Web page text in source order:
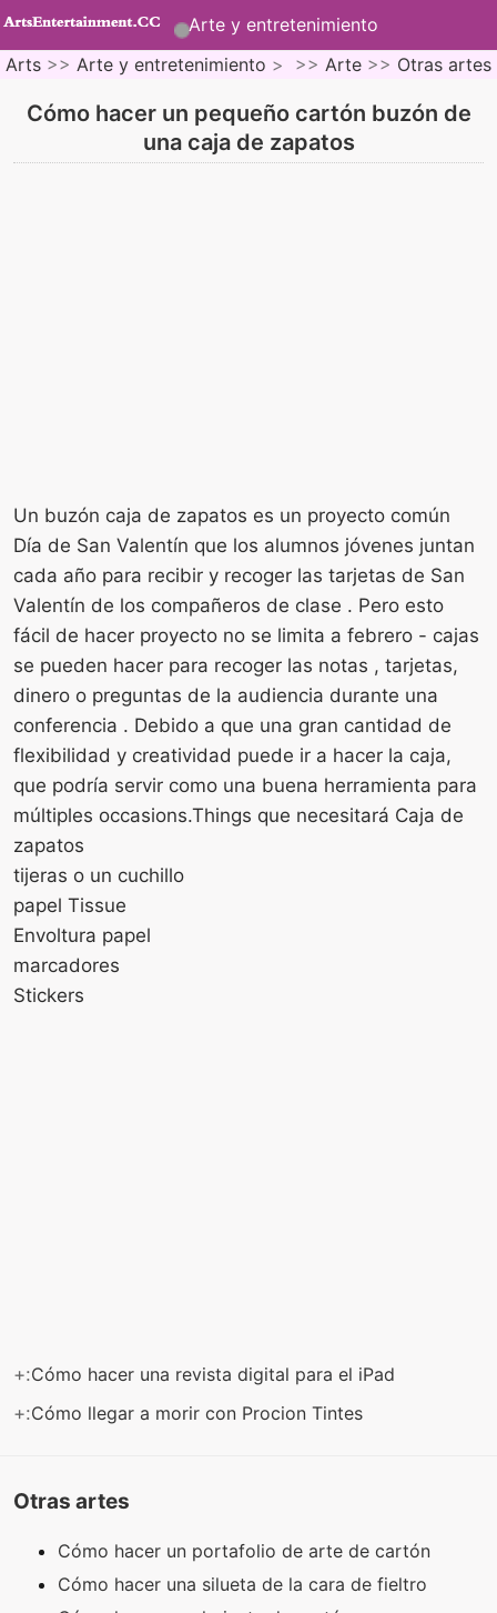
Arte y entretenimiento
Arts >> Arte y entretenimiento > >> Arte >> Otras artes
Cómo hacer un pequeño cartón buzón de
una caja de zapatos
Un buzón caja de zapatos es un proyecto común
Día de San Valentín que los alumnos jóvenes juntan
cada año para recibir y recoger las tarjetas de San
Valentín de los compañeros de clase . Pero esto
fácil de hacer proyecto no se limita a febrero - cajas
se pueden hacer para recoger las notas , tarjetas,
dinero o preguntas de la audiencia durante una
conferencia . Debido a que una gran cantidad de
flexibilidad y creatividad puede ir a hacer la caja,
que podría servir como una buena herramienta para
múltiples occasions.Things que necesitará Caja de
zapatos
tijeras o un cuchillo
papel Tissue
Envoltura papel
marcadores
Stickers
+:Cómo hacer una revista digital para el iPad
+:Cómo llegar a morir con Procion Tintes
Otras artes
Cómo hacer un portafolio de arte de cartón
Cómo hacer una silueta de la cara de fieltro